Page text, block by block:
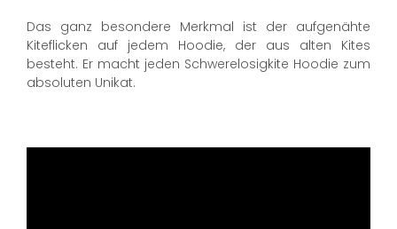
Das ganz besondere Merkmal ist der aufgenähte
Kiteflicken auf jedem Hoodie, der aus alten Kites
besteht. Er macht jeden Schwerelosigkite Hoodie zum
absoluten Unikat.